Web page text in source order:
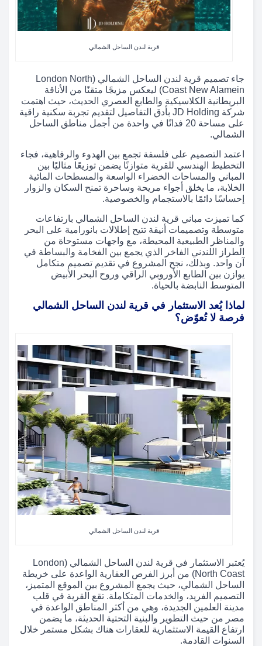
قرية لندن الساحل الشمالي
جاء تصميم قرية لندن الساحل الشمالي (London North
Coast New Alamein) ليعكس مزيجًا متقنًا من الأناقة
البريطانية الكلاسيكية والطابع العصري الحديث، حيث اهتمت
شركة JD Holding بأدق التفاصيل لتقديم تجربة سكنية راقية
على مساحة 20 فدانًا في واحدة من أجمل مناطق الساحل
الشمالي.
اعتمد التصميم على فلسفة تجمع بين الهدوء والرفاهية، فجاء
التخطيط الهندسي للقرية متوازنًا يضمن توزيعًا مثاليًا بين
المباني والمساحات الخضراء الواسعة والمسطحات المائية
الخلابة، ما يخلق أجواء مريحة وساحرة تمنح السكان والزوار
إحساسًا دائمًا بالاستجمام والخصوصية.
كما تميزت مباني قرية لندن الساحل الشمالي بارتفاعات
متوسطة وتصميمات أنيقة تتيح إطلالات بانورامية على البحر
والمناظر الطبيعية المحيطة، مع واجهات مستوحاة من
الطراز اللندني الفاخر الذي يجمع بين الفخامة والبساطة في
آن واحد. وبذلك، نجح المشروع في تقديم تصميم متكامل
يوازن بين الطابع الأوروبي الراقي وروح البحر الأبيض
المتوسط النابضة بالحياة.
لماذا يُعد الاستثمار في قرية لندن الساحل الشمالي
فرصة لا تُعوّض؟
قرية لندن الساحل الشمالي
يُعتبر الاستثمار في قرية لندن الساحل الشمالي (London
North Coast) من أبرز الفرص العقارية الواعدة على خريطة
الساحل الشمالي، حيث يجمع المشروع بين الموقع المتميز،
التصميم الفريد، والخدمات المتكاملة. تقع القرية في قلب
مدينة العلمين الجديدة، وهي من أكثر المناطق الواعدة في
مصر من حيث التطوير والبنية التحتية الحديثة، ما يضمن
ارتفاع القيمة الاستثمارية للعقارات هناك بشكل مستمر خلال
السنوات القادمة.